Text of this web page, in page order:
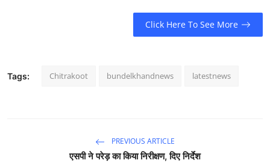
Click Here To See More
Tags: Chitrakoot bundelkhandnews latestnews
PREVIOUS ARTICLE
एसपी ने परेड़ का किया निरीक्षण, दिए निर्देश